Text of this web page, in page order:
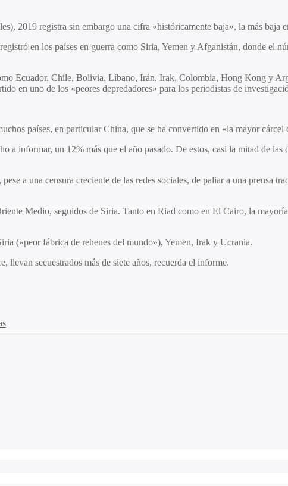
2019 registra sin embargo una cifra «históricamente baja», la más baja
en los países en guerra como Siria, Yemen y Afganistán, donde el
Ecuador, Chile, Bolivia, Líbano, Irán, Irak, Colombia, Hong Kong y
en uno de los «peores depredadores» para los periodistas de
países, en particular China, que se ha convertido en «la mayor cárcel
a informar, un 12% más que el año pasado. De estos, casi la mitad de
a una censura creciente de las redes sociales, de paliar a una prensa
Medio, seguidos de Siria. Tanto en Riad como en El Cairo, la
(«peor fábrica de rehenes del mundo»), Yemen, Irak y Ucrania.
secuestrados más de siete años, recuerda el informe.